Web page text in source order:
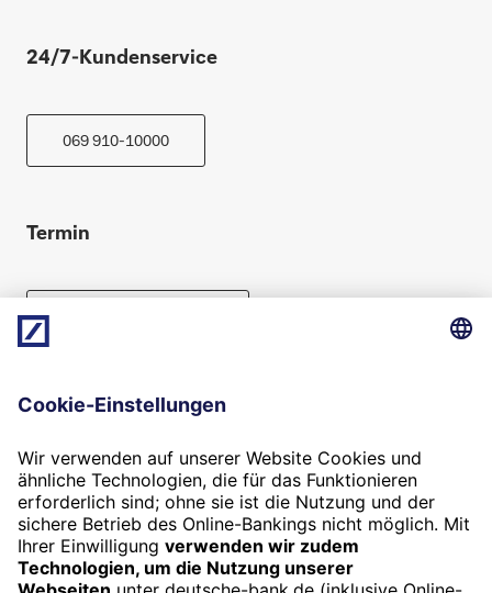
24/7-Kundenservice
069 910-10000
Termin
Folgen Sie uns
Widerruf